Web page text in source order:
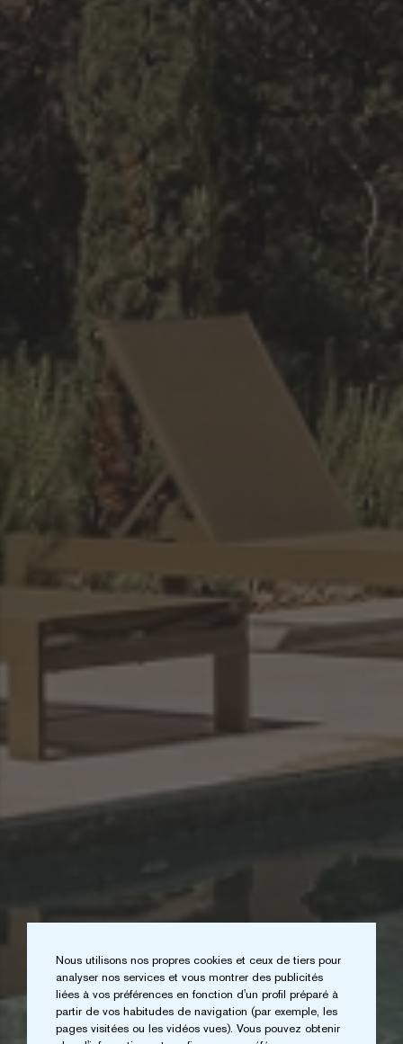
Nous utilisons nos propres cookies et ceux de tiers pour
analyser nos services et vous montrer des publicités
liées à vos préférences en fonction d'un profil préparé à
partir de vos habitudes de navigation (par exemple, les
pages visitées ou les vidéos vues). Vous pouvez obtenir